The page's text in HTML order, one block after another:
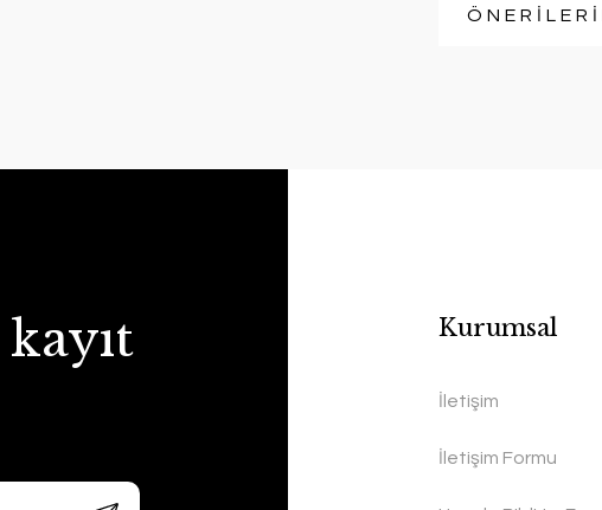
Kurumsal
İletişim
İletişim Formu